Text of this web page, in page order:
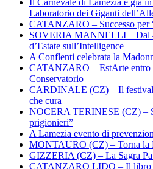
Laboratorio dei Giganti
CATANZARO – Successo per
SOVERIA MANNELLI – Dal
d’Estate sull’Intelligence
A Conflenti celebrata la
CATANZARO – EstArte entro
Conservatorio
CARDINALE (CZ) – Il festival
che cura
NOCERA TERINESE (CZ) –
prigionieri”
A Lamezia evento di
MONTAURO (CZ) – Torna la
GIZZERIA (CZ) – La Sagra
CATANZARO LIDO – Il libro